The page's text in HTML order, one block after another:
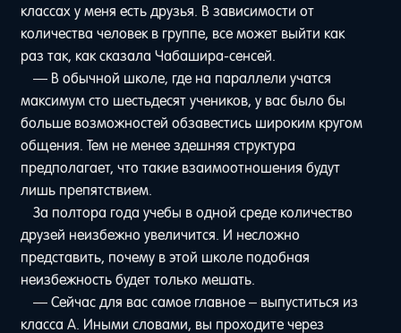
классах у меня есть друзья. В зависимости от
количества человек в группе, все может выйти как
раз так, как сказала Чабашира-сенсей.
— В обычной школе, где на параллели учатся
максимум сто шестьдесят учеников, у вас было бы
больше возможностей обзавестись широким кругом
общения. Тем не менее здешняя структура
предполагает, что такие взаимоотношения будут
лишь препятствием.
За полтора года учебы в одной среде количество
друзей неизбежно увеличится. И несложно
представить, почему в этой школе подобная
неизбежность будет только мешать.
— Сейчас для вас самое главное – выпуститься из
класса A. Иными словами, вы проходите через